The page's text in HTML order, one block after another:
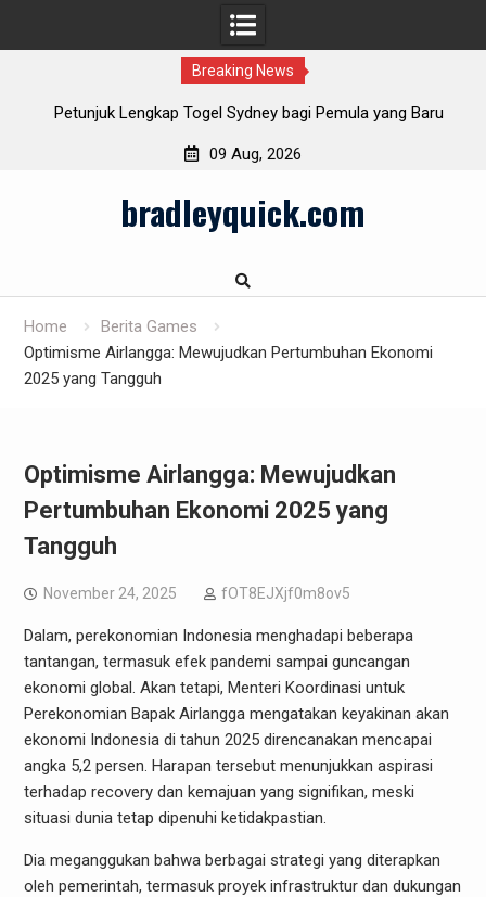
Breaking News
Petunjuk Lengkap Togel Sydney bagi Pemula yang Baru
09 Aug, 2026
bradleyquick.com
Home
Berita Games
Optimisme Airlangga: Mewujudkan Pertumbuhan Ekonomi
2025 yang Tangguh
Optimisme Airlangga: Mewujudkan
Pertumbuhan Ekonomi 2025 yang
Tangguh
November 24, 2025 fOT8EJXjf0m8ov5
Dalam, perekonomian Indonesia menghadapi beberapa
tantangan, termasuk efek pandemi sampai guncangan
ekonomi global. Akan tetapi, Menteri Koordinasi untuk
Perekonomian Bapak Airlangga mengatakan keyakinan akan
ekonomi Indonesia di tahun 2025 direncanakan mencapai
angka 5,2 persen. Harapan tersebut menunjukkan aspirasi
terhadap recovery dan kemajuan yang signifikan, meski
situasi dunia tetap dipenuhi ketidakpastian.
Dia meganggukan bahwa berbagai strategi yang diterapkan
oleh pemerintah, termasuk proyek infrastruktur dan dukungan